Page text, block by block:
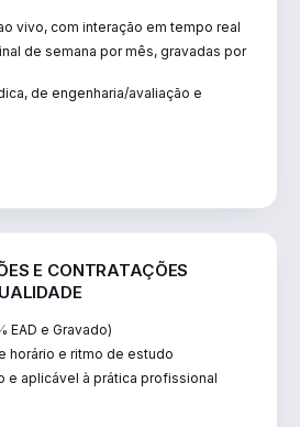
vivo, com interação em tempo real
de semana por mês, gravadas por
de engenharia/avaliação e
E CONTRATAÇÕES
EAD e Gravado)
horário e ritmo de estudo
e aplicável à prática profissional